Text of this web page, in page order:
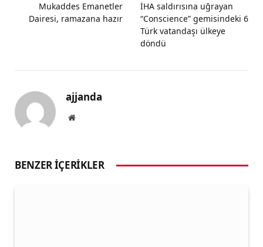
Mukaddes Emanetler
Dairesi, ramazana hazır
İHA saldırısına uğrayan
“Conscience” gemisindeki 6
Türk vatandaşı ülkeye
döndü
ajjanda
Website
BENZER İÇERIKLER